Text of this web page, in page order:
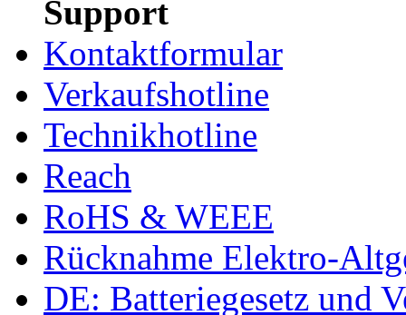
Support
Kontaktformular
Verkaufshotline
Technikhotline
Reach
RoHS & WEEE
Rücknahme Elektro-
DE: Batteriegesetz und